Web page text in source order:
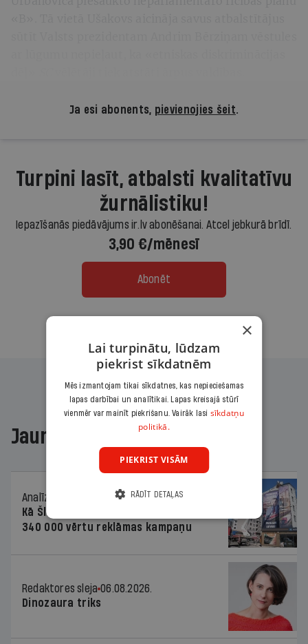
Ja esi abonents, pievienojies šeit.
Turpini lasīt, atbalsti kvalitatīvu
žurnālistiku!
Iepazīšanās piedāvājums ir.lv abonēšanai. Atcel jebkurā brīdī.
3,90 €/mēnesī
Abonēt
Jaunākajā žurnālā
Analīze
Kā Šlesera partija palika nesodīta par
340 000 vērtu reklāmas kampaņu
Redaktores sleja 06.08.2026.
Dinozaura triks
×
Lai turpinātu, lūdzam
piekrist sīkdatnēm
Mēs izmantojam tikai sīkdatnes, kas nepieciešamas
lapas darbībai un analītikai. Lapas kreisajā stūrī
vienmēr var mainīt piekrišanu. Vairāk lasi sīkdatņu
politikā.
PIEKRIST VISĀM
RĀDĪT DETAĻAS